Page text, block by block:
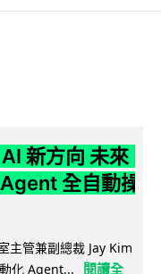
新方向 未來
全自動操
主管兼副總裁 Jay Kim
化 Agent...
閱讀全